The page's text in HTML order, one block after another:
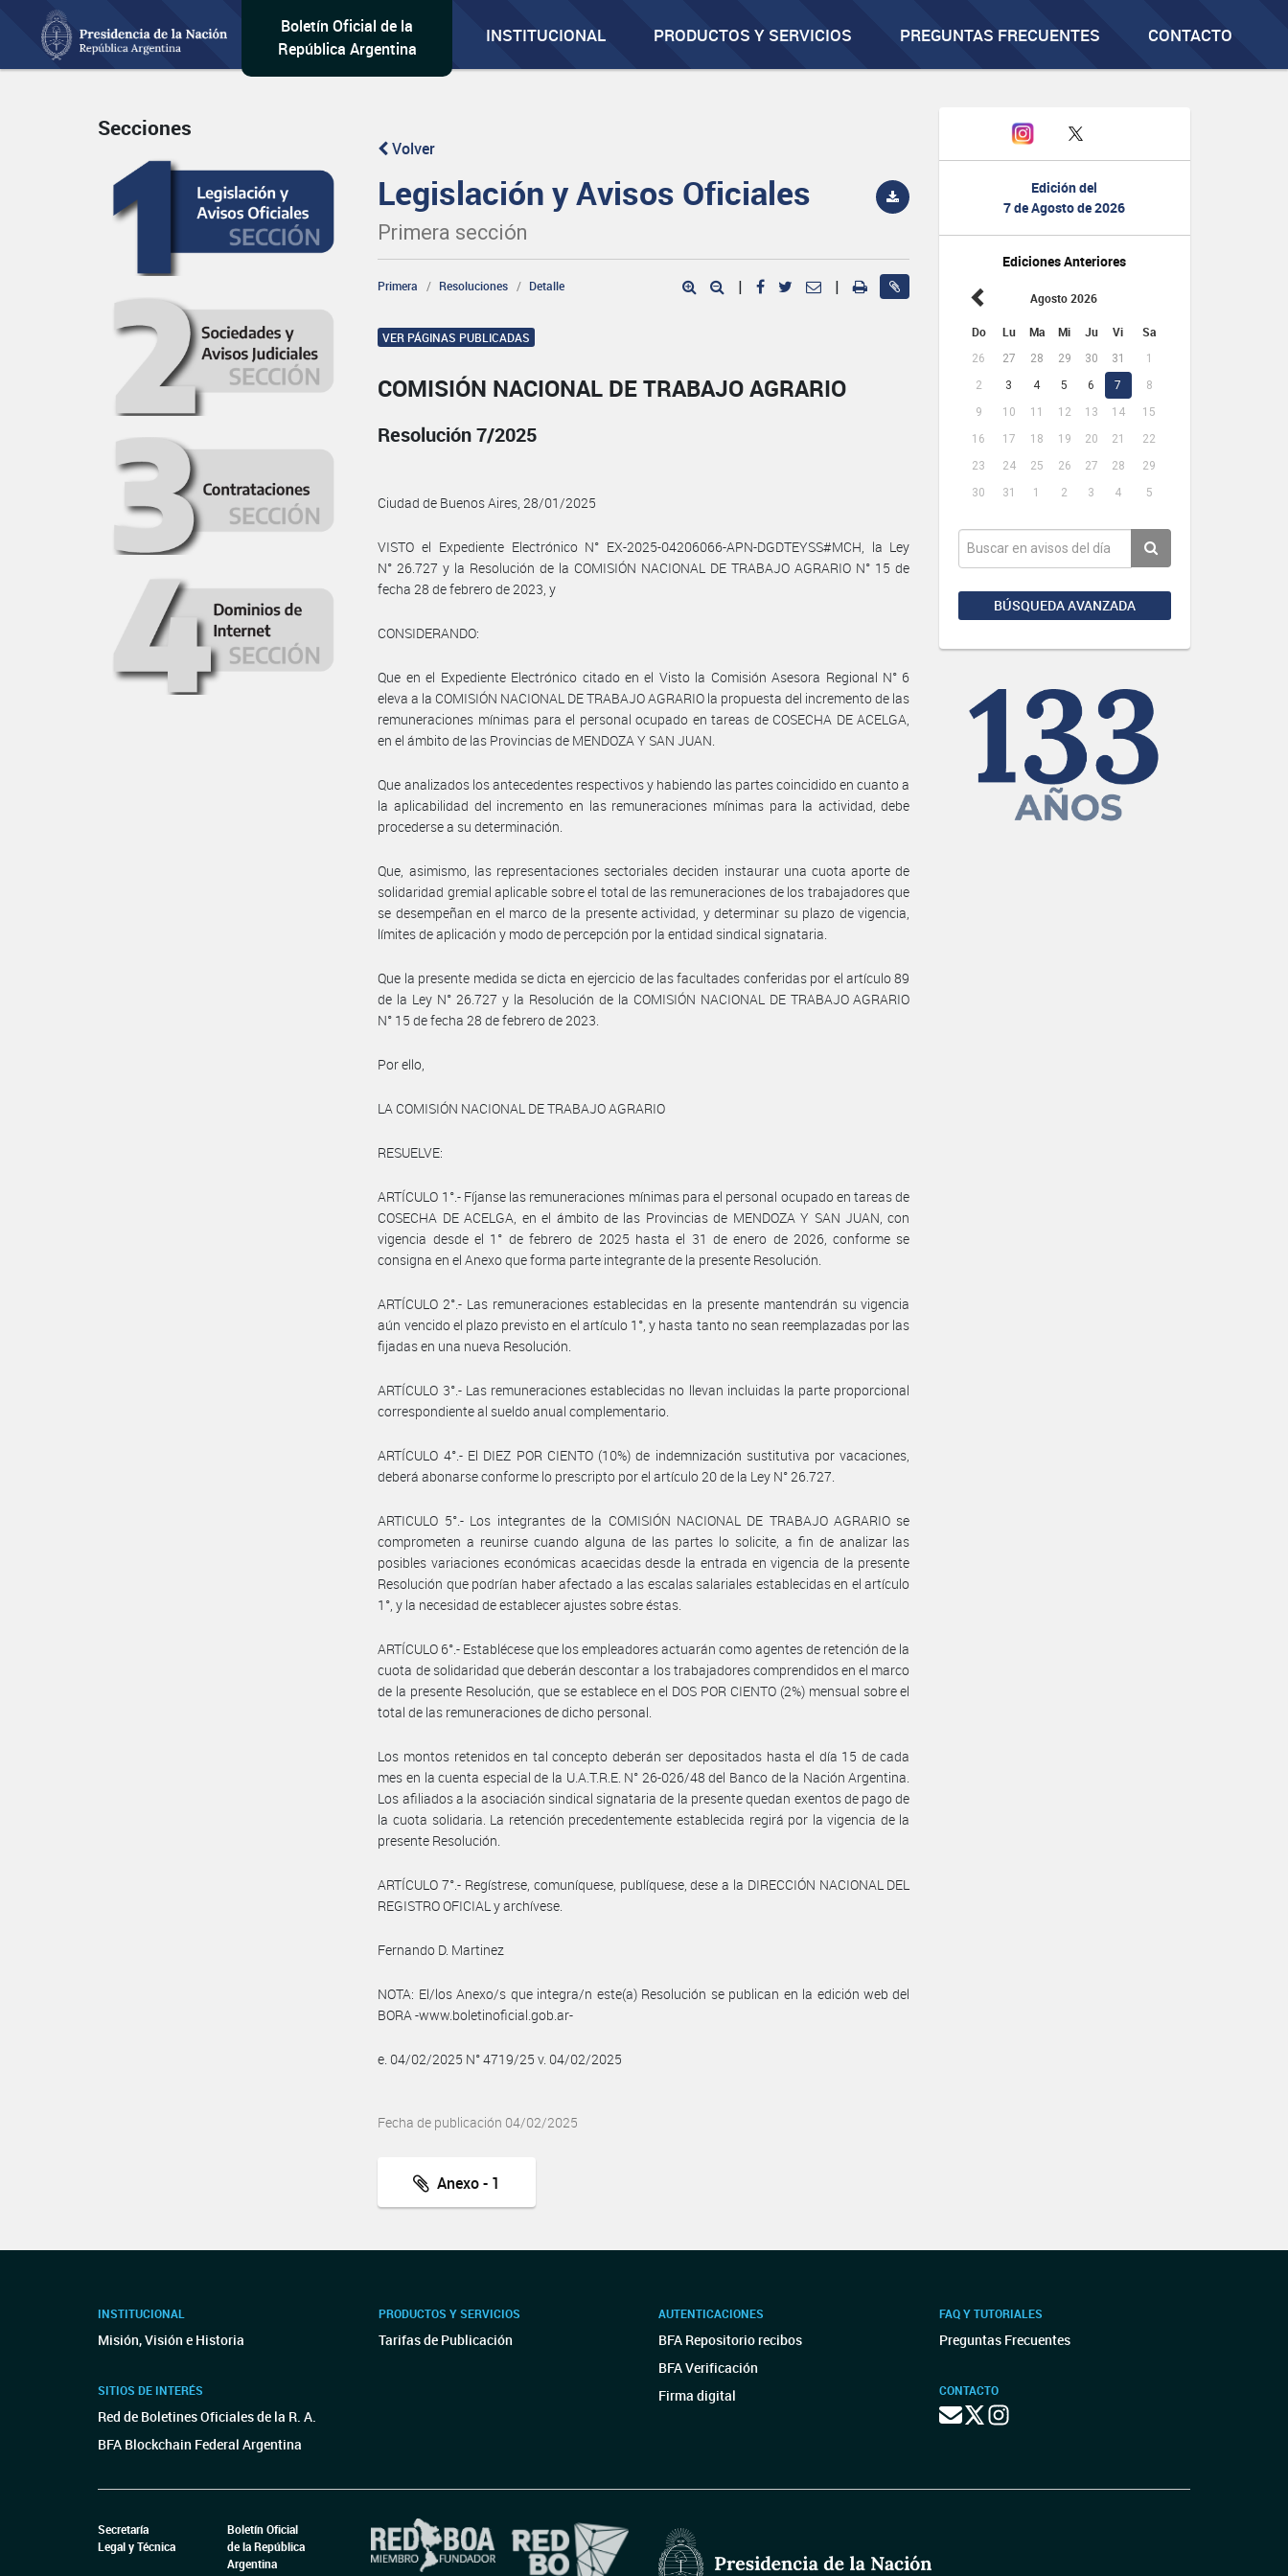
Boletín Oficial de la
República Argentina
INSTITUCIONAL PRODUCTOS Y SERVICIOS PREGUNTAS FRECUENTES CONTACTO
Edición del
7 de Agosto de 2026
Ediciones Anteriores
Agosto 2026
Do Lu Ma Mi Ju Vi Sa
26 27 28 29 30 31
1
2
3 4 5 6 7
8
9
10 11 12 13 14
15
16
17 18 19 20 21
22
23
24 25 26 27 28
29
30
31 1 2 3 4 5
BÚSQUEDA AVANZADA
Secciones
Volver
Legislación y Avisos Oficiales
Primera sección
Primera Resoluciones Detalle | |
VER PÁGINAS PUBLICADAS
COMISIÓN NACIONAL DE TRABAJO AGRARIO
Resolución 7/2025
Ciudad de Buenos Aires, 28/01/2025
VISTO el Expediente Electrónico N° EX-2025-04206066-APN-DGDTEYSS#MCH, la Ley
N° 26.727 y la Resolución de la COMISIÓN NACIONAL DE TRABAJO AGRARIO N° 15 de
fecha 28 de febrero de 2023, y
CONSIDERANDO:
Que en el Expediente Electrónico citado en el Visto la Comisión Asesora Regional N° 6
eleva a la COMISIÓN NACIONAL DE TRABAJO AGRARIO la propuesta del incremento de las
remuneraciones mínimas para el personal ocupado en tareas de COSECHA DE ACELGA,
en el ámbito de las Provincias de MENDOZA Y SAN JUAN.
Que analizados los antecedentes respectivos y habiendo las partes coincidido en cuanto a
la aplicabilidad del incremento en las remuneraciones mínimas para la actividad, debe
procederse a su determinación.
Que, asimismo, las representaciones sectoriales deciden instaurar una cuota aporte de
solidaridad gremial aplicable sobre el total de las remuneraciones de los trabajadores que
se desempeñan en el marco de la presente actividad, y determinar su plazo de vigencia,
límites de aplicación y modo de percepción por la entidad sindical signataria.
Que la presente medida se dicta en ejercicio de las facultades conferidas por el artículo 89
de la Ley N° 26.727 y la Resolución de la COMISIÓN NACIONAL DE TRABAJO AGRARIO
N° 15 de fecha 28 de febrero de 2023.
Por ello,
LA COMISIÓN NACIONAL DE TRABAJO AGRARIO
RESUELVE:
ARTÍCULO 1°.- Fíjanse las remuneraciones mínimas para el personal ocupado en tareas de
COSECHA DE ACELGA, en el ámbito de las Provincias de MENDOZA Y SAN JUAN, con
vigencia desde el 1° de febrero de 2025 hasta el 31 de enero de 2026, conforme se
consigna en el Anexo que forma parte integrante de la presente Resolución.
ARTÍCULO 2°.- Las remuneraciones establecidas en la presente mantendrán su vigencia
aún vencido el plazo previsto en el artículo 1°, y hasta tanto no sean reemplazadas por las
fijadas en una nueva Resolución.
ARTÍCULO 3°.- Las remuneraciones establecidas no llevan incluidas la parte proporcional
correspondiente al sueldo anual complementario.
ARTÍCULO 4°.- El DIEZ POR CIENTO (10%) de indemnización sustitutiva por vacaciones,
deberá abonarse conforme lo prescripto por el artículo 20 de la Ley N° 26.727.
ARTICULO 5°.- Los integrantes de la COMISIÓN NACIONAL DE TRABAJO AGRARIO se
comprometen a reunirse cuando alguna de las partes lo solicite, a fin de analizar las
posibles variaciones económicas acaecidas desde la entrada en vigencia de la presente
Resolución que podrían haber afectado a las escalas salariales establecidas en el artículo
1°, y la necesidad de establecer ajustes sobre éstas.
ARTÍCULO 6°.- Establécese que los empleadores actuarán como agentes de retención de la
cuota de solidaridad que deberán descontar a los trabajadores comprendidos en el marco
de la presente Resolución, que se establece en el DOS POR CIENTO (2%) mensual sobre el
total de las remuneraciones de dicho personal.
Los montos retenidos en tal concepto deberán ser depositados hasta el día 15 de cada
mes en la cuenta especial de la U.A.T.R.E. N° 26-026/48 del Banco de la Nación Argentina.
Los afiliados a la asociación sindical signataria de la presente quedan exentos de pago de
la cuota solidaria. La retención precedentemente establecida regirá por la vigencia de la
presente Resolución.
ARTÍCULO 7°.- Regístrese, comuníquese, publíquese, dese a la DIRECCIÓN NACIONAL DEL
REGISTRO OFICIAL y archívese.
Fernando D. Martinez
NOTA: El/los Anexo/s que integra/n este(a) Resolución se publican en la edición web del
BORA -www.boletinoficial.gob.ar-
e. 04/02/2025 N° 4719/25 v. 04/02/2025
Fecha de publicación 04/02/2025
Anexo - 1
INSTITUCIONAL
Misión, Visión e Historia
SITIOS DE INTERÉS
Red de Boletines Oficiales de la R. A.
BFA Blockchain Federal Argentina
PRODUCTOS Y SERVICIOS
Tarifas de Publicación
AUTENTICACIONES
BFA Repositorio recibos
BFA Verificación
Firma digital
FAQ Y TUTORIALES
Preguntas Frecuentes
CONTACTO
Secretaría
Legal y Técnica
Boletín Oficial
de la República
Argentina